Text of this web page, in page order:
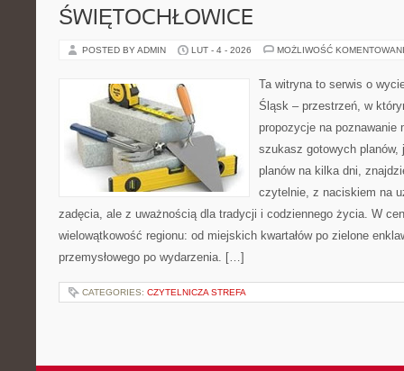
ŚWIĘTOCHŁOWICE
POSTED BY ADMIN LUT - 4 - 2026 MOŻLIWOŚĆ
Ta witryna to serwis o
Śląsk – przestrzeń, w
propozycje na
szukasz gotowych planów,
planów na kilka dni,
czytelnie, z naciskiem na
zadęcia, ale z uważnością dla tradycji i codziennego życia. W
wielowątkowość regionu: od miejskich kwartałów po zielone
przemysłowego po wydarzenia. […]
CATEGORIES: CZYTELNICZA STREFA